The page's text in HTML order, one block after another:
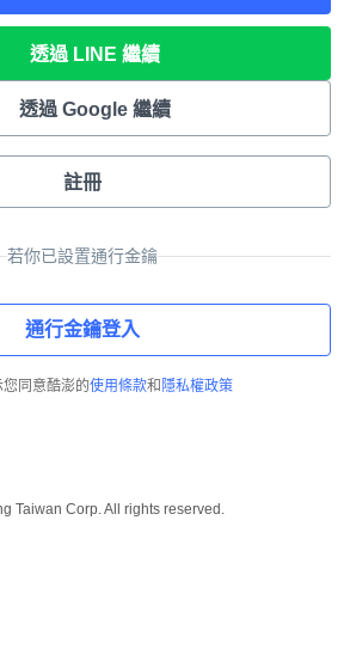
透過 LINE 繼續
透過 Google 繼續
註冊
若你已設置通行金鑰
通行金鑰登入
同意酷澎的使用條款和 隱私權政策
Taiwan Corp. All rights reserved.